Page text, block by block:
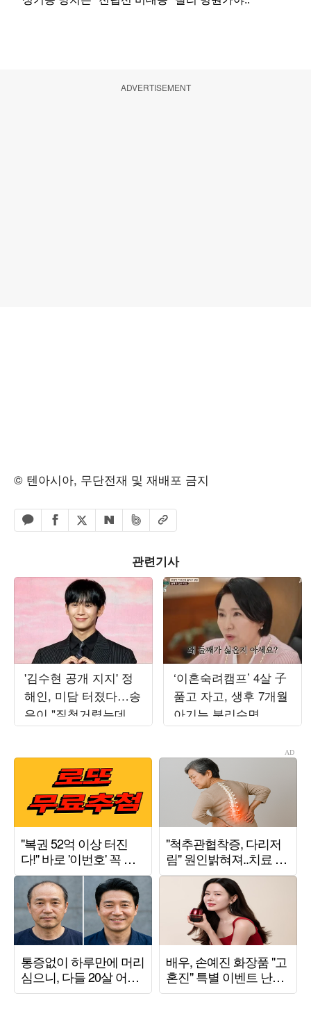
ADVERTISEMENT
© 텐아시아, 무단전재 및 재배포 금지
카카오톡 공유하기
페이스북 공유하기
엑스 공유하기
네이버 공유하기
밴드 공유하기
URL복사
관련기사
'김수현 공개 지지' 정
해인, 미담 터졌다…송
은이 "질척거렸는데 명
절마다 인사" ('옥문아')
‘이혼숙려캠프’ 4살 子
품고 자고, 생후 7개월
아기는 분리수면...이
호선 “둘째 싫은 이유